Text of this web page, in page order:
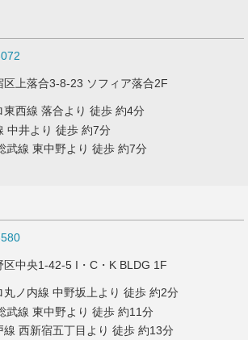
区上落合3-8-23 ソフィア落合2F
東西線 落合より 徒歩 約4分
中井より 徒歩 約7分
武線 東中野より 徒歩 約7分
区中央1-42-5 I・C・K BLDG 1F
丸ノ内線 中野坂上より 徒歩 約2分
武線 東中野より 徒歩 約11分
線 西新宿五丁目より 徒歩 約13分